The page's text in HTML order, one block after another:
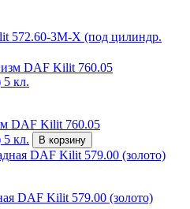
572.60-3М-Х (под цилиндр.
DAF Kilit 760.05
5 кл.
В корзину
DAF Kilit 579.00 (золото)